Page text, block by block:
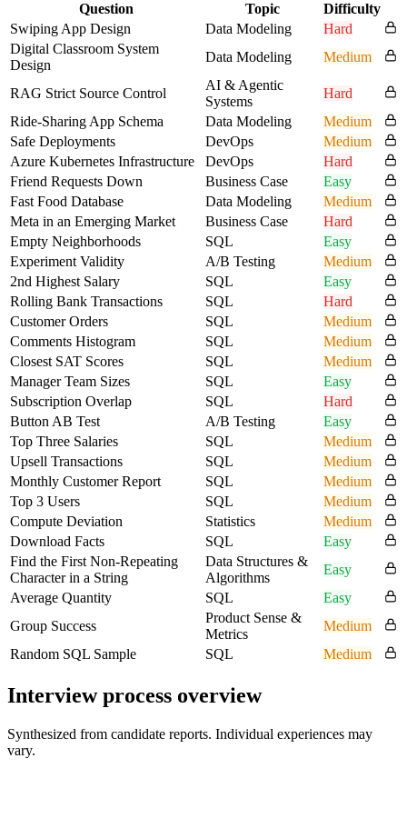
Question Topic
Difficulty
Swiping App Design
Data Modeling
Hard
Digital Classroom System
Design
Data Modeling Medium
RAG Strict Source Control
AI & Agentic
Systems
Hard
Ride-Sharing App Schema
Data Modeling
Medium
Safe Deployments
DevOps
Medium
Azure Kubernetes Infrastructure
DevOps
Hard
Friend Requests Down
Business Case
Easy
Fast Food Database
Data Modeling
Medium
Meta in an Emerging Market
Business Case
Hard
Empty Neighborhoods
SQL
Easy
Experiment Validity
A/B Testing
Medium
2nd Highest Salary
SQL
Easy
Rolling Bank Transactions
SQL
Hard
Customer Orders
SQL
Medium
Comments Histogram
SQL
Medium
Closest SAT Scores
SQL
Medium
Manager Team Sizes
SQL
Easy
Subscription Overlap
SQL
Hard
Button AB Test
A/B Testing
Easy
Top Three Salaries
SQL
Medium
Upsell Transactions
SQL
Medium
Monthly Customer Report
SQL
Medium
Top 3 Users
SQL
Medium
Compute Deviation
Statistics
Medium
Download Facts
SQL
Easy
Find the First Non-Repeating
Character in a String
Data Structures &
Algorithms
Easy
Average Quantity
SQL
Easy
Group Success
Product Sense &
Metrics
Medium
Random SQL Sample
SQL Medium
Interview process overview
Synthesized from candidate reports. Individual experiences may
vary.